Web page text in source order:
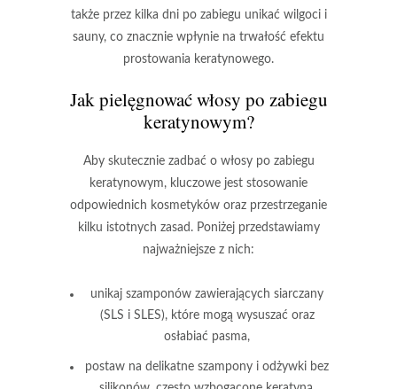
także przez kilka dni po zabiegu unikać wilgoci i
sauny, co znacznie wpłynie na trwałość efektu
prostowania keratynowego.
Jak pielęgnować włosy po zabiegu
keratynowym?
Aby skutecznie zadbać o włosy po zabiegu
keratynowym, kluczowe jest stosowanie
odpowiednich kosmetyków oraz przestrzeganie
kilku istotnych zasad. Poniżej przedstawiamy
najważniejsze z nich:
unikaj szamponów zawierających siarczany
(SLS i SLES), które mogą wysuszać oraz
osłabiać pasma,
postaw na delikatne szampony i odżywki bez